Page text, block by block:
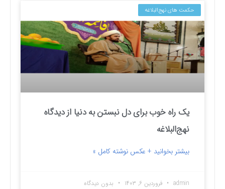
حکمت های نهج‌البلاغه
یک راه خوب برای دل نبستن به دنیا از دیدگاه
نهج‌البلاغه
بیشتر بخوانید + عکس نوشته کامل »
admin فروردین ۶, ۱۴۰۳ بدون دیدگاه